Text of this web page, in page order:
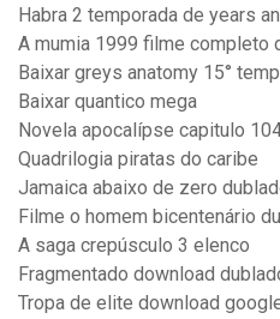
Habra 2 temporada de years
A mumia 1999 filme completo
Baixar greys anatomy 15°
Baixar quantico mega
Novela apocalípse capitulo
Quadrilogia piratas do caribe
Jamaica abaixo de zero
Filme o homem bicentenário
A saga crepúsculo 3 elenco
Fragmentado download
Tropa de elite download